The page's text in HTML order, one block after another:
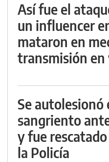
Así fue el
un influencer
mataron en
transmisión
Se autolesionó
sangriento
y fue
la Policía